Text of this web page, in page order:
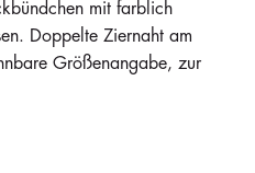
mit farblich
Doppelte Ziernaht am
Größenangabe, zur